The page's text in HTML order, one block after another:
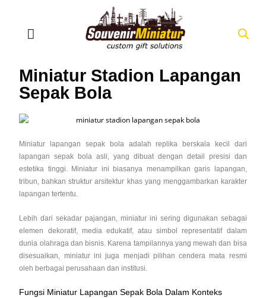
Miniatur Stadion Lapangan
Sepak Bola
Miniatur lapangan sepak bola adalah replika berskala kecil dari
lapangan sepak bola asli, yang dibuat dengan detail presisi dan
estetika tinggi. Miniatur ini biasanya menampilkan garis lapangan,
tribun, bahkan struktur arsitektur khas yang menggambarkan karakter
lapangan tertentu.
Lebih dari sekadar pajangan, miniatur ini sering digunakan sebagai
elemen dekoratif, media edukatif, atau simbol representatif dalam
dunia olahraga dan bisnis. Karena tampilannya yang mewah dan bisa
disesuaikan, miniatur ini juga menjadi pilihan cendera mata resmi
oleh berbagai perusahaan dan institusi.
Fungsi Miniatur Lapangan Sepak Bola Dalam Konteks